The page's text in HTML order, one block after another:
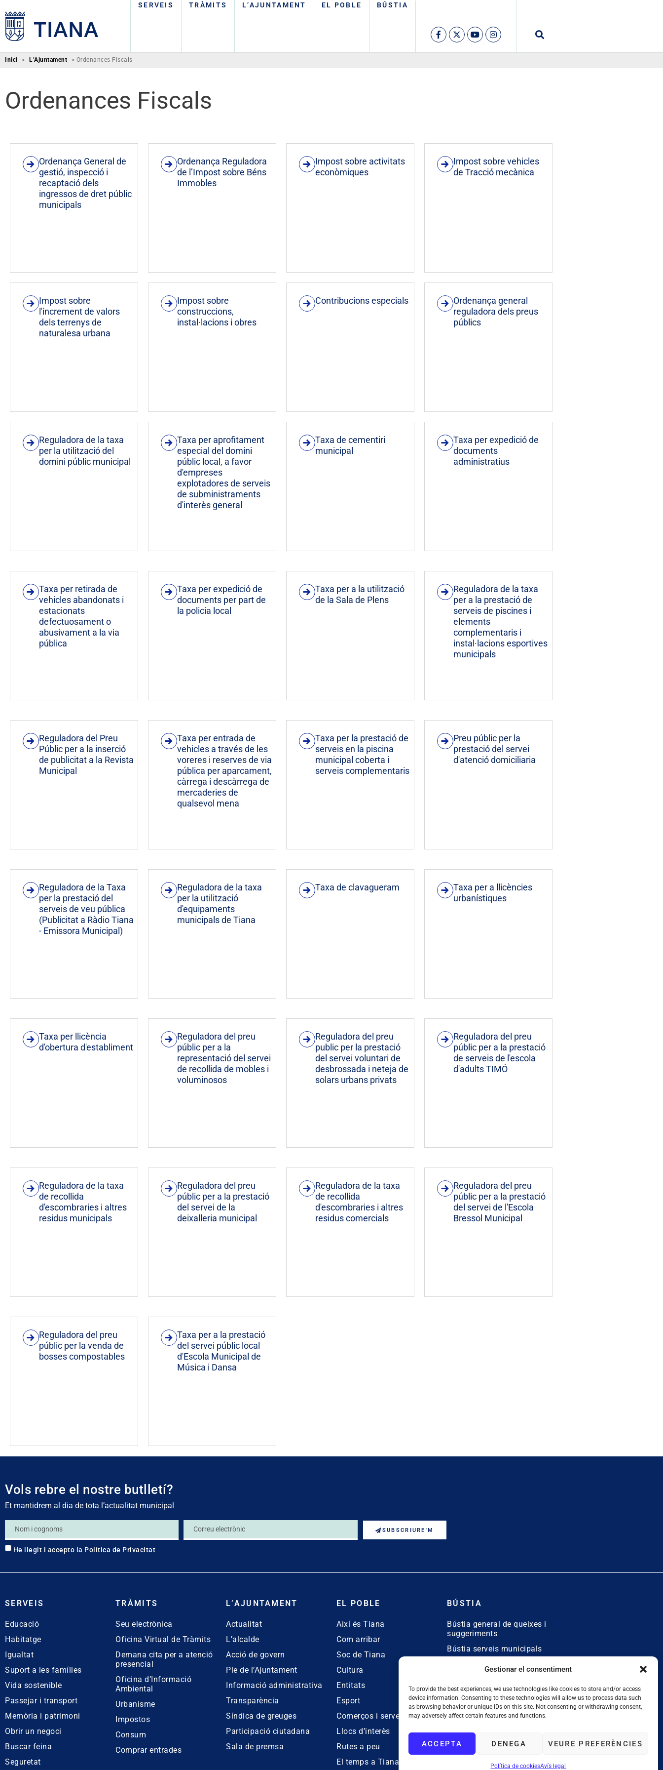
Gestionar el consentiment
To provide the best experiences, we use technologies like cookies to store and/or access
device information. Consenting to these technologies will allow us to process data such
as browsing behavior or unique IDs on this site. Not consenting or withdrawing consent,
may adversely affect certain features and functions.
ACCEPTA DENEGA VEURE PREFERÈNCIES
Política de cookiesAvís legal
SERVEIS TRÀMITS L’AJUNTAMENT EL POBLE BÚSTIA
Inici > L’Ajuntament > Ordenances Fiscals
Ordenances Fiscals
Ordenança General de
gestió, inspecció i
recaptació dels
ingressos de dret públic
municipals
Ordenança Reguladora
de l’Impost sobre Béns
Immobles
Impost sobre activitats
econòmiques
Impost sobre vehicles
de Tracció mecànica
Impost sobre
l'increment de valors
dels terrenys de
naturalesa urbana
Impost sobre
construccions,
instal·lacions i obres
Contribucions especials
Ordenança general
reguladora dels preus
públics
Reguladora de la taxa
per la utilització del
domini públic municipal
Taxa per aprofitament
especial del domini
públic local, a favor
d'empreses
explotadores de serveis
de subministraments
d'interès general
Taxa de cementiri
municipal
Taxa per expedició de
documents
administratius
Taxa per retirada de
vehicles abandonats i
estacionats
defectuosament o
abusivament a la via
pública
Taxa per expedició de
documents per part de
la policia local
Taxa per a la utilització
de la Sala de Plens
Reguladora de la taxa
per a la prestació de
serveis de piscines i
elements
complementaris i
instal·lacions esportives
municipals
Reguladora del Preu
Públic per a la inserció
de publicitat a la Revista
Municipal
Taxa per entrada de
vehicles a través de les
voreres i reserves de via
pública per aparcament,
càrrega i descàrrega de
mercaderies de
qualsevol mena
Taxa per la prestació de
serveis en la piscina
municipal coberta i
serveis complementaris
Preu públic per la
prestació del servei
d'atenció domiciliaria
Reguladora de la Taxa
per la prestació del
serveis de veu pública
(Publicitat a Ràdio Tiana
- Emissora Municipal)
Reguladora de la taxa
per la utilització
d'equipaments
municipals de Tiana
Taxa de clavagueram
Taxa per a llicències
urbanístiques
Taxa per llicència
d'obertura d'establiment
Reguladora del preu
públic per a la
representació del servei
de recollida de mobles i
voluminosos
Reguladora del preu
public per la prestació
del servei voluntari de
desbrossada i neteja de
solars urbans privats
Reguladora del preu
públic per a la prestació
de serveis de l'escola
d'adults TIMÓ
Reguladora de la taxa
de recollida
d'escombraries i altres
residus municipals
Reguladora del preu
públic per a la prestació
del servei de la
deixalleria municipal
Reguladora de la taxa
de recollida
d'escombraries i altres
residus comercials
Reguladora del preu
públic per a la prestació
del servei de l'Escola
Bressol Municipal
Reguladora del preu
públic per la venda de
bosses compostables
Taxa per a la prestació
del servei públic local
d'Escola Municipal de
Música i Dansa
Vols rebre el nostre butlletí?
Et mantidrem al dia de tota l’actualitat municipal
He llegit i accepto la Política de Privacitat
SUBSCRIURE'M
SERVEIS
Educació
Habitatge
Igualtat
Suport a les famílies
Vida sostenible
Passejar i transport
Memòria i patrimoni
Obrir un negoci
Buscar feina
Seguretat
TRÀMITS
Seu electrònica
Oficina Virtual de Tràmits
Demana cita per a atenció
presencial
Oficina d’Informació
Ambiental
Urbanisme
Impostos
Consum
Comprar entrades
L’AJUNTAMENT
Actualitat
L’alcalde
Acció de govern
Ple de l’Ajuntament
Informació administrativa
Transparència
Síndica de greuges
Participació ciutadana
Sala de premsa
EL POBLE
Així és Tiana
Com arribar
Soc de Tiana
Cultura
Entitats
Esport
Comerços i serveis
Llocs d’interès
Rutes a peu
El temps a Tiana
BÚSTIA
Bústia general de queixes i
suggeriments
Bústia serveis municipals
Bústia de queixes
lingüístiques